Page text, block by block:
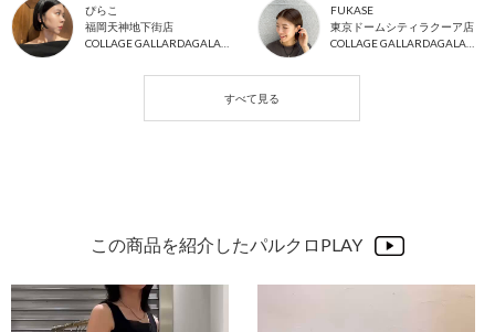
ぴらこ
福岡天神地下街店
COLLAGE GALLARDAGALANTE
FUKASE
東京ドームシティラクーア店
この商品を紹介したパルクロPLAY